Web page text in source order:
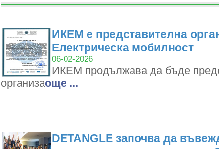
ИКЕМ е представителна
Електрическа мобилност
06-02-2026
ИКЕМ продължава да бъде
организаoще ...
DETANGLE започва да